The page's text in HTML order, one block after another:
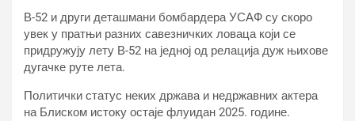
В-52 и други деташмани бомбардера УСАФ су скоро
увек у пратњи разних савезничких ловаца који се
придружују лету В-52 на једној од релација дуж њихове
дугачке руте лета.
Политички статус неких држава и недржавних актера
на Блиском истоку остаје флуидан 2025. године.